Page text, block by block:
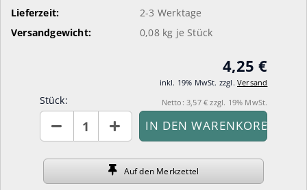
Lieferzeit:
2-3 Werktage
Versandgewicht:
0,08kg je Stück
4,25 €
inkl. 19% MwSt. zzgl. Versand
Netto: 3,57 € zzgl. 19% MwSt.
Stück:
Stück
Auf den Merkzettel